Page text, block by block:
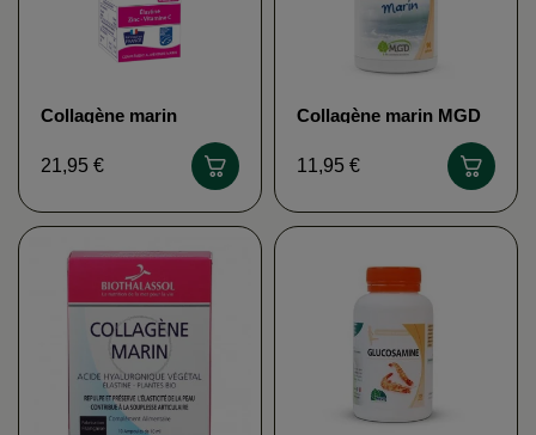
Collagène marin
BIOTHALASSOL
21,95 €
Collagène marin MGD
11,95 €